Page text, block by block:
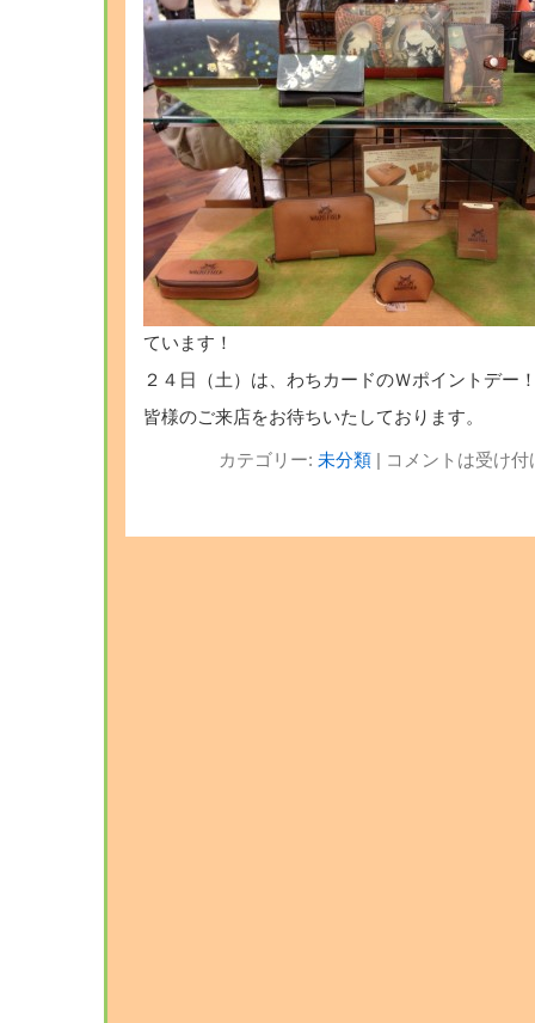
ています！
２４日（土）は、わちカードのＷポイントデー
皆様のご来店をお待ちいたしております。
カテゴリー: 未分類| コメントは受け